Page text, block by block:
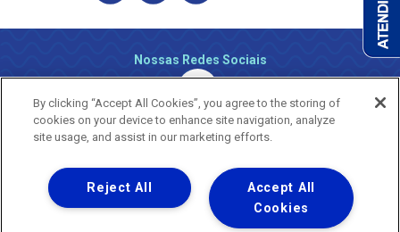
Nossas Redes Sociais
Uma empresa
Copyright ® 2026 - Todos os Direitos Reservados.
By clicking “Accept All Cookies”, you agree to the storing of
cookies on your device to enhance site navigation, analyze
site usage, and assist in our marketing efforts.
Accept All
Cookies
Reject All